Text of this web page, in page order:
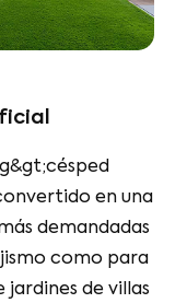
en una
demandadas
como para
jardines de villas